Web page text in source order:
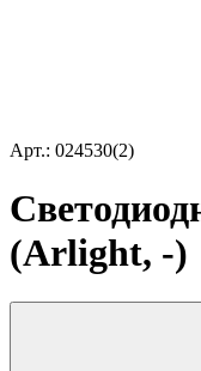
Арт.: 024530(2)
(Arlight, -)